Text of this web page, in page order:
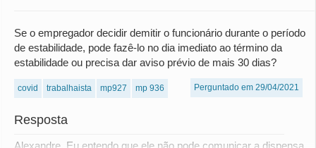
Se o empregador decidir demitir o funcionário durante o período
de estabilidade, pode fazê-lo no dia imediato ao término da
estabilidade ou precisa dar aviso prévio de mais 30 dias?
covid trabalhaista mp927 mp 936 Perguntado em 29/04/2021
Resposta